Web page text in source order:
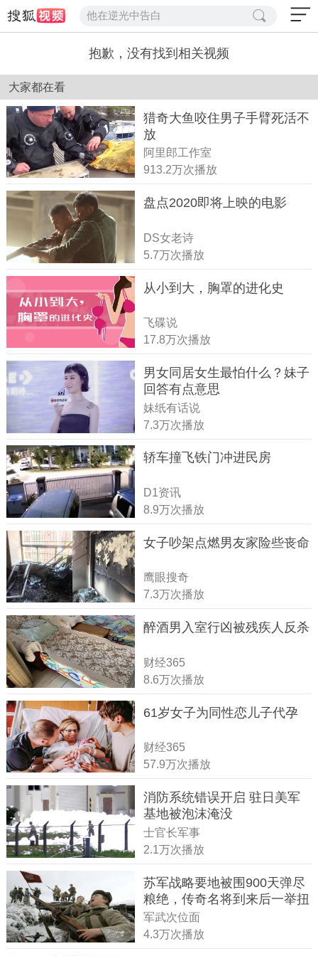
他在逆光中告白
抱歉，没有找到相关视频
大家都在看
猎奇大鱼咬住男子手臂死活不
放
阿里郎工作室
913.2万次播放
盘点2020即将上映的电影
DS女老诗
5.7万次播放
从小到大，胸罩的进化史
飞碟说
17.8万次播放
男女同居女生最怕什么？妹子
回答有点意思
妹纸有话说
7.3万次播放
轿车撞飞铁门冲进民房
D1资讯
8.9万次播放
女子吵架点燃男友家险些丧命
鹰眼搜奇
7.3万次播放
醉酒男入室行凶被残疾人反杀
财经365
8.6万次播放
61岁女子为同性恋儿子代孕
财经365
57.9万次播放
消防系统错误开启 驻日美军
基地被泡沫淹没
士官长军事
2.1万次播放
苏军战略要地被围900天弹尽
粮绝，传奇名将到来后一举扭
转战局
军武次位面
4.3万次播放